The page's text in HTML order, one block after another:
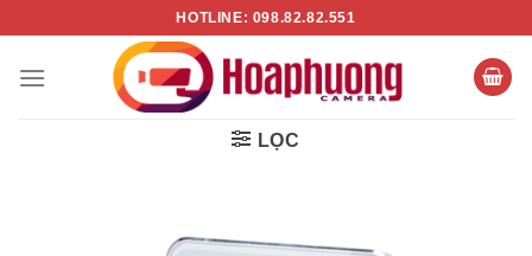
nội
HOTLINE: 098.82.82.551
LỌC